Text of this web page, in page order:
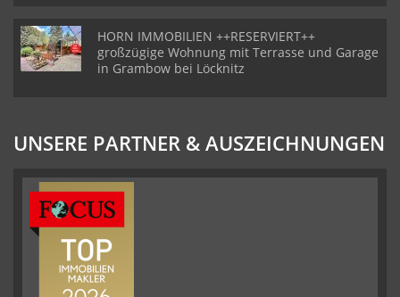
HORN IMMOBILIEN ++RESERVIERT++
großzügige Wohnung mit Terrasse und Garage
in Grambow bei Löcknitz
UNSERE PARTNER & AUSZEICHNUNGEN